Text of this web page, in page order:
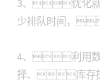
3、优化就
少排队时间，
4、利用数
择、库存